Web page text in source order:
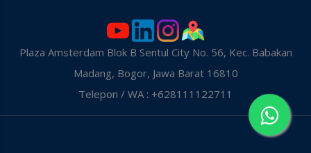
Plaza Amsterdam Blok B Sentul City No. 56, Kec. Babakan
Madang, Bogor, Jawa Barat 16810
Telepon / WA : +628111122711